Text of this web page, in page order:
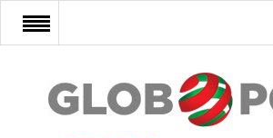
FŐOLDAL